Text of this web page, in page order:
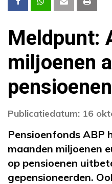
Meldpunt:
miljoenen
Publicatiedatum: 16
Pensioenfonds ABP
maanden miljoenen
op pensioenen
gepensioneerden.